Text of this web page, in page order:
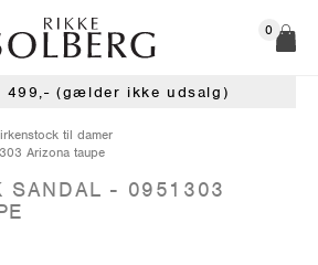
0
499,- (gælder ikke udsalg)
til damer
Arizona taupe
SANDAL - 0951303